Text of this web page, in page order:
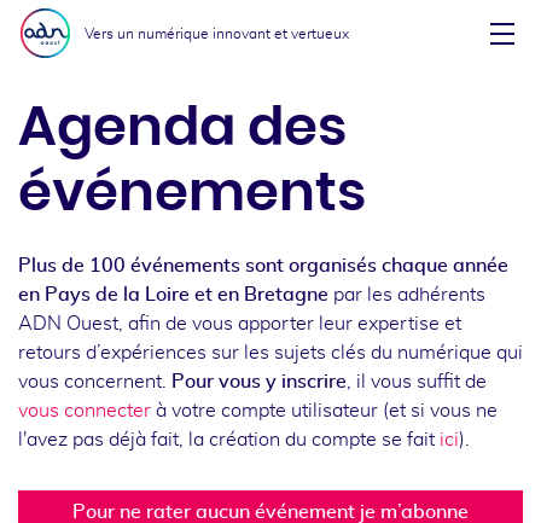
Aller au menu
Aller au contenu
Vers un numérique innovant et vertueux
Agenda des
événements
Plus de 100 événements sont organisés chaque année
en Pays de la Loire et en Bretagne par les adhérents
ADN Ouest, afin de vous apporter leur expertise et
retours d’expériences sur les sujets clés du numérique qui
vous concernent.
Pour vous y inscrire , il vous suffit de
vous connecter à votre compte utilisateur (et si vous ne
l'avez pas déjà fait, la création du compte se fait ici).
Pour ne rater aucun événement je m’abonne